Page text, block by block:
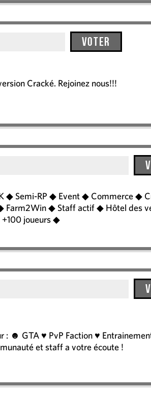
Voter
Cracké. Rejoinez nous!!!
◆ Semi-RP ◆ Event ◆ Commerce ◆
Farm2Win ◆ Staff actif ◆ Hôtel des
+100 joueurs ◆
☻ GTA ♥ PvP Faction ♥
et staff a votre écoute !